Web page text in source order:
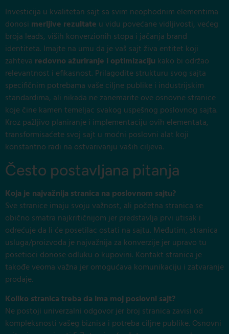
Investicija u kvalitetan sajt sa svim neophodnim elementima
donosi merljive rezultate u vidu povećane vidljivosti, većeg
broja leads, viših konverzionih stopa i jačanja brand
identiteta. Imajte na umu da je vaš sajt živa entitet koji
zahteva redovno ažuriranje i optimizaciju kako bi održao
relevantnost i efikasnost. Prilagodite strukturu svog sajta
specifičnim potrebama vaše ciljne publike i industrijskim
standardima, ali nikada ne zanemarite ove osnovne stranice
koje čine kamen temeljac svakog uspešnog poslovnog sajta.
Kroz pažljivo planiranje i implementaciju ovih elementata,
transformisaćete svoj sajt u moćni poslovni alat koji
konstantno radi na ostvarivanju vaših ciljeva.
Često postavljana pitanja
Koja je najvažnija stranica na poslovnom sajtu?
Sve stranice imaju svoju važnost, ali početna stranica se
obično smatra najkritičnijom jer predstavlja prvi utisak i
odrećuje da li će posetilac ostati na sajtu. Međutim, stranica
usluga/proizvoda je najvažnija za konverzije jer upravo tu
posetioci donose odluku o kupovini. Kontakt stranica je
takođe veoma važna jer omogućava komunikaciju i zatvaranje
prodaje.
Koliko stranica treba da ima moj poslovni sajt?
Ne postoji univerzalni odgovor jer broj stranica zavisi od
kompleksnosti vašeg biznisa i potreba ciljne publike. Osnovni